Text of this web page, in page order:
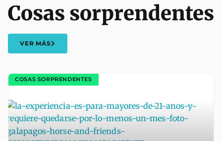
Cosas sorprendentes
VER MÁS
COSAS SORPRENDENTES